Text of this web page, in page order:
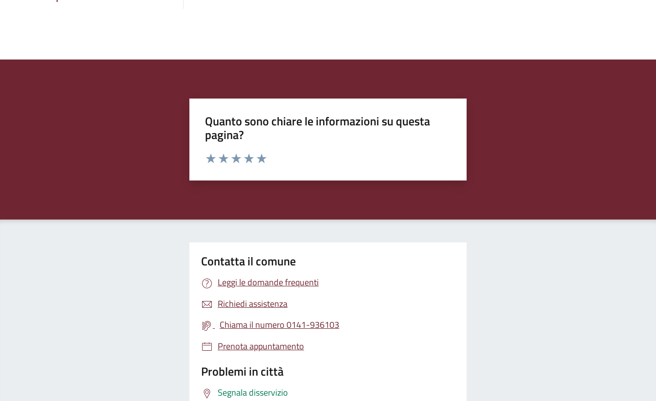
Quanto sono chiare le informazioni su questa
pagina?
Valuta da 1 a 5 stelle la pagina
Contatta il comune
Leggi le domande frequenti
Richiedi assistenza
Chiama il numero 0141-936103
Prenota appuntamento
Problemi in città
Segnala disservizio